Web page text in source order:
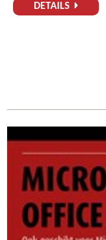
DETAILS